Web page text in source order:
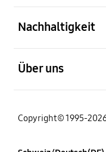
Nachhaltigkeit
Über uns
Copyright© 1995-